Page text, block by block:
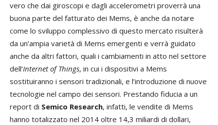
vero che dai giroscopi e dagli accelerometri proverrà una
buona parte del fatturato dei Mems, è anche da notare
come lo sviluppo complessivo di questo mercato risulterà
da un’ampia varietà di Mems emergenti e verrà guidato
anche da altri fattori, quali i cambiamenti in atto nel settore
dell’Internet of Things, in cui i dispositivi a Mems
sostituiranno i sensori tradizionali, e l’introduzione di nuove
tecnologie nel campo dei sensori. Prestando fiducia a un
report di Semico Research, infatti, le vendite di Mems
hanno totalizzato nel 2014 oltre 14,3 miliardi di dollari,